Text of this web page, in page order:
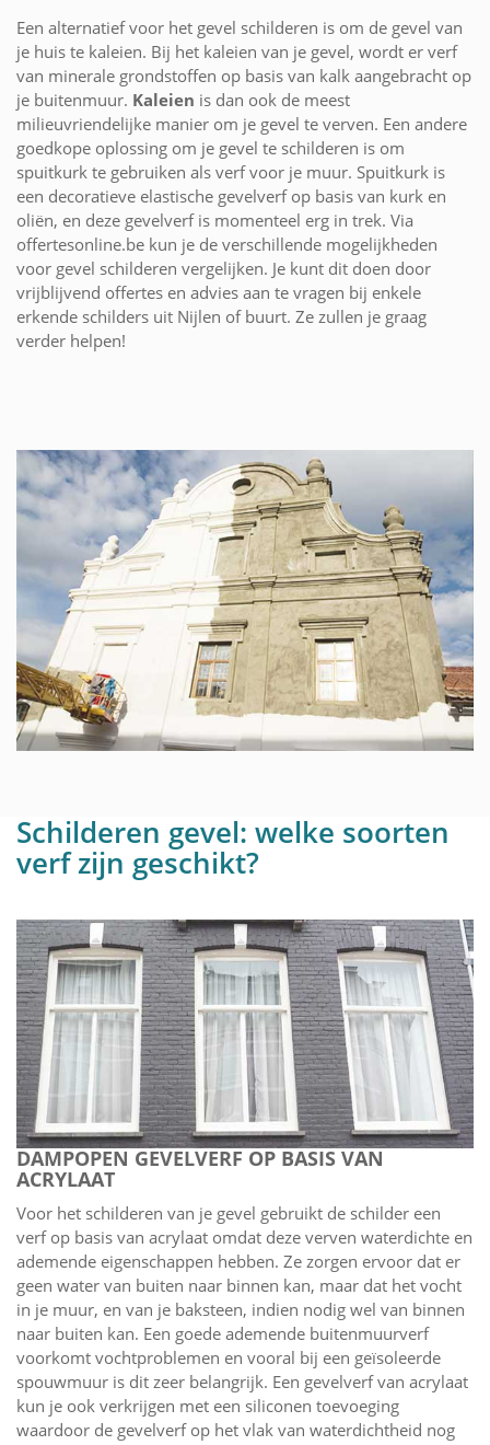
Een alternatief voor het gevel schilderen is om de gevel van
je huis te kaleien. Bij het kaleien van je gevel, wordt er verf
van minerale grondstoffen op basis van kalk aangebracht op
je buitenmuur. Kaleien is dan ook de meest
milieuvriendelijke manier om je gevel te verven. Een andere
goedkope oplossing om je gevel te schilderen is om
spuitkurk te gebruiken als verf voor je muur. Spuitkurk is
een decoratieve elastische gevelverf op basis van kurk en
oliën, en deze gevelverf is momenteel erg in trek. Via
offertesonline.be kun je de verschillende mogelijkheden
voor gevel schilderen vergelijken. Je kunt dit doen door
vrijblijvend offertes en advies aan te vragen bij enkele
erkende schilders uit Nijlen of buurt. Ze zullen je graag
verder helpen!
Schilderen gevel: welke soorten
verf zijn geschikt?
DAMPOPEN GEVELVERF OP BASIS VAN
ACRYLAAT
Voor het schilderen van je gevel gebruikt de schilder een
verf op basis van acrylaat omdat deze verven waterdichte en
ademende eigenschappen hebben. Ze zorgen ervoor dat er
geen water van buiten naar binnen kan, maar dat het vocht
in je muur, en van je baksteen, indien nodig wel van binnen
naar buiten kan. Een goede ademende buitenmuurverf
voorkomt vochtproblemen en vooral bij een geïsoleerde
spouwmuur is dit zeer belangrijk. Een gevelverf van acrylaat
kun je ook verkrijgen met een siliconen toevoeging
waardoor de gevelverf op het vlak van waterdichtheid nog